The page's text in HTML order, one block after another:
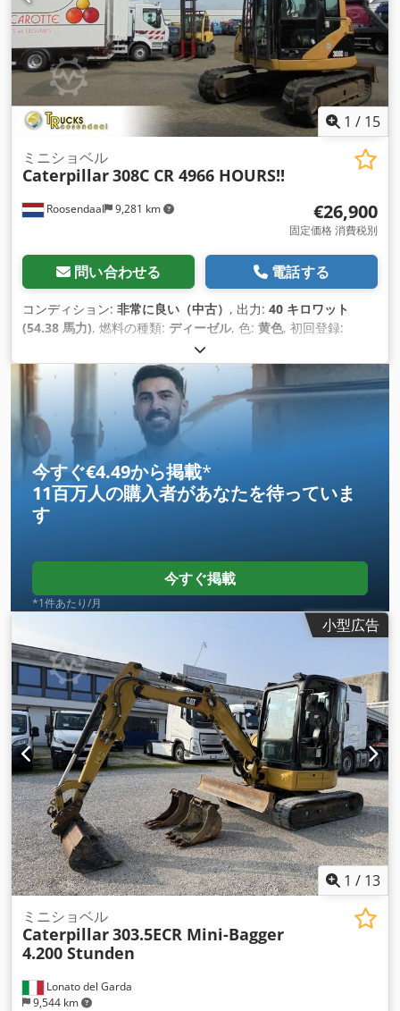
1 / 15
Roosendaal 9,281 km
ミニショベル
Caterpillar308C CR 4966 HOURS!!
€26,900
固定価格 消費税別
問い合わせる 電話する
コンディション: 非常に良い（中古） , 出力: 40 キロワット
(54.38 馬力), 燃料の種類: ディーゼル, 色: 黄色, 初回登録:
, 稼働時間:
今すぐ€4.49から掲載*
11百万人の購入者があなたを待っていま
す
今すぐ掲載
*1件あたり/月
小型広告
1 / 13
Lonato del Garda
9,544 km
ミニショベル
Caterpillar303.5ECR Mini-Bagger
4.200 Stunden